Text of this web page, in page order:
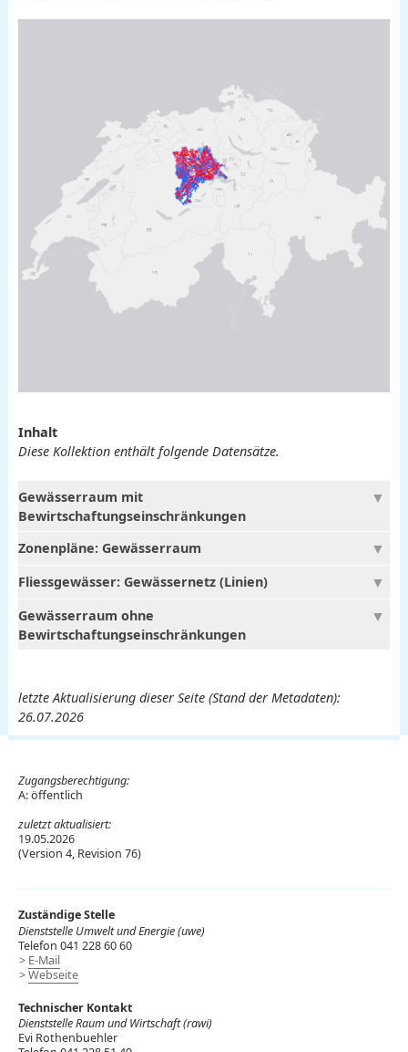
Inhalt
Diese Kollektion enthält folgende Datensätze.
Gewässerraum mit
Bewirtschaftungseinschränkungen
Zonenpläne: Gewässerraum
Fliessgewässer: Gewässernetz (Linien)
Gewässerraum ohne
Bewirtschaftungseinschränkungen
letzte Aktualisierung dieser Seite (Stand der Metadaten):
26.07.2026
Zugangsberechtigung:
A: öffentlich
zuletzt aktualisiert:
19.05.2026
(Version 4, Revision 76)
Zuständige Stelle
Dienststelle Umwelt und Energie (uwe)
Telefon 041 228 60 60
E-Mail
Webseite
Technischer Kontakt
Dienststelle Raum und Wirtschaft (rawi)
Evi Rothenbuehler